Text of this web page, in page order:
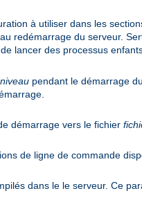
à utiliser dans les
redémarrage du serveur.
lancer des processus
niveau pendant le démarrage
démarrage vers le fichier
de ligne de commande
dans le le serveur. Ce